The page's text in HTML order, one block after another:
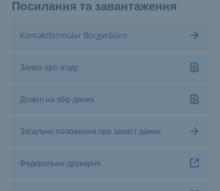
Посилання та завантаження
Kontaktformular Bürgerbüro
Заява про згоду
Дозвіл на збір даних
Загальне положення про захист даних
Федеральна друкарня